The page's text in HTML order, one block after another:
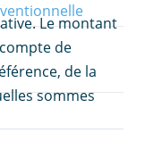
Le montant
de
de la
sommes